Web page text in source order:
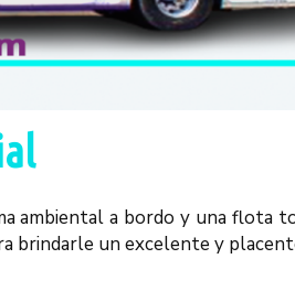
ambiental a bordo y una flota
brindarle un excelente y